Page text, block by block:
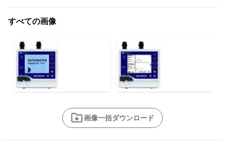
すべての画像
画像一括ダウンロード